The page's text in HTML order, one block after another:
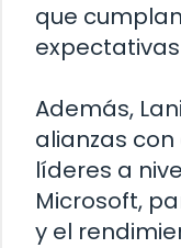
que
Además,
alianzas
líderes a
Microsoft,
y el